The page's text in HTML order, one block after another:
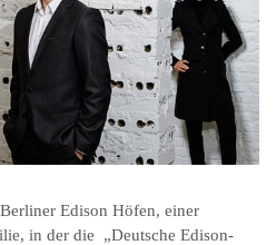
Edison Höfen, einer
in der die „Deutsche Edison-